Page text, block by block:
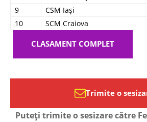
9
CSM Iași
10
SCM Craiova
CLASAMENT COMPLET
Trimite o
Puteți trimite o sesizare către